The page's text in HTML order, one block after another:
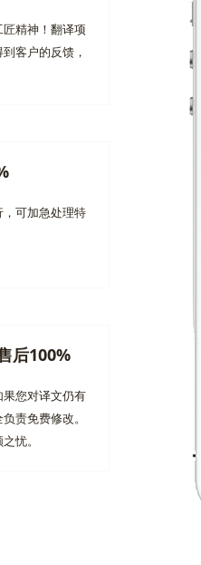
精神！翻译项
客户的反馈，
可加急处理特
后100%
您对译文仍有
责免费修改。
忧。